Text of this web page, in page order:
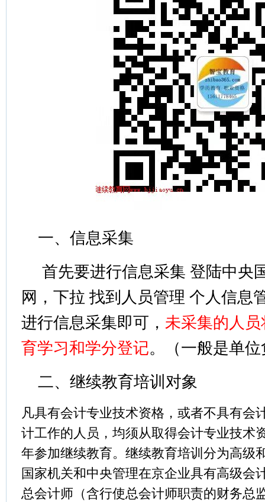
一、信息采集
首先要进行信息采集 登陆中央
网，下拉 找到人员管理 个人信息
进行信息采集即可，未采集的人
育学习和学分登记。（一般是单
二、继续教育培训对象
凡具有会计专业技术资格，或者不具有会
计工作的人员，均须从取得会计专业技术
年参加继续教育。继续教育培训分为高级
国家机关和中央管理在京企业具有高级会
总会计师（含行使总会计师职责的财务总